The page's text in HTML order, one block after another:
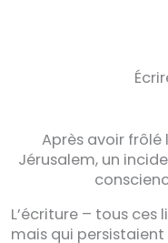
Après avoir
Jérusalem, un
L’écriture – tous ces
mais qui